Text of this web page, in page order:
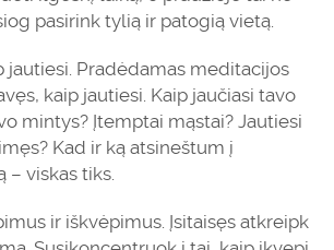
pasirink tylią ir patogią vietą.
jautiesi. Pradėdamas meditacijos
kaip jautiesi. Kaip jaučiasi tavo
mintys? Įtemptai mąstai? Jautiesi
Kad ir ką atsineštum į
– viskas tiks.
ir iškvėpimus. Įsitaisęs atkreipk